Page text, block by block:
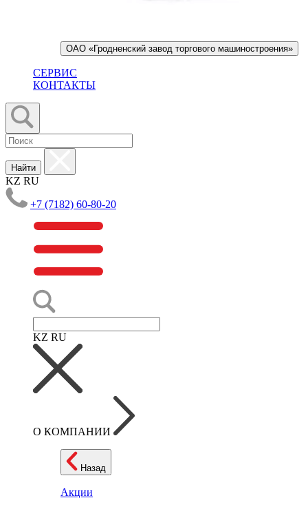
ОАО «Гродненский завод торгового машиностроения»
СЕРВИС
КОНТАКТЫ
Найти
KZ RU
+7 (7182) 60-80-20
KZ RU
О КОМПАНИИ
Назад
Акции